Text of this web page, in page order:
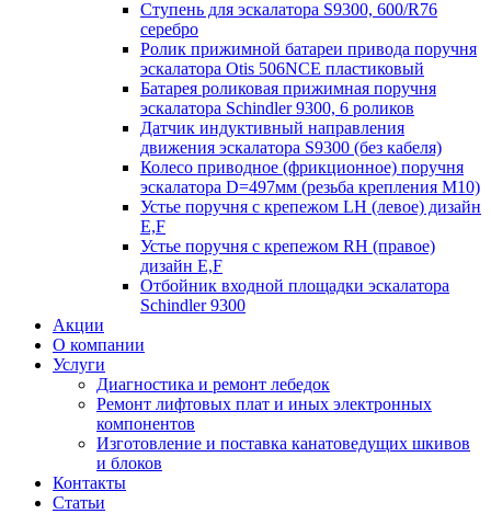
Ступень для эскалатора S9300, 600/R76
серебро
Ролик прижимной батареи привода поручня
эскалатора Otis 506NCE пластиковый
Батарея роликовая прижимная поручня
эскалатора Schindler 9300, 6 роликов
Датчик индуктивный направления
движения эскалатора S9300 (без кабеля)
Колесо приводное (фрикционное) поручня
эскалатора D=497мм (резьба крепления M10)
Устье поручня с крепежом LH (левое) дизайн
E,F
Устье поручня с крепежом RH (правое)
дизайн E,F
Отбойник входной площадки эскалатора
Schindler 9300
Акции
О компании
Услуги
Диагностика и ремонт лебедок
Ремонт лифтовых плат и иных электронных
компонентов
Изготовление и поставка канатоведущих шкивов
и блоков
Контакты
Статьи